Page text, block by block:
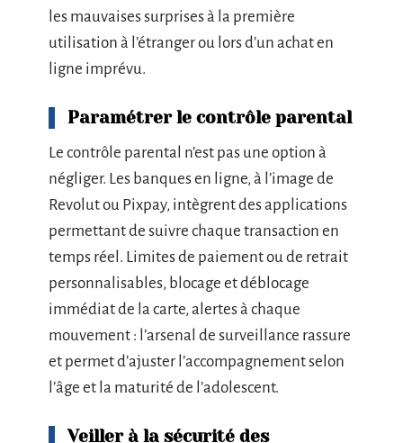
les mauvaises surprises à la première
utilisation à l’étranger ou lors d’un achat en
ligne imprévu.
Paramétrer le contrôle parental
Le contrôle parental n’est pas une option à
négliger. Les banques en ligne, à l’image de
Revolut ou Pixpay, intègrent des applications
permettant de suivre chaque transaction en
temps réel. Limites de paiement ou de retrait
personnalisables, blocage et déblocage
immédiat de la carte, alertes à chaque
mouvement : l’arsenal de surveillance rassure
et permet d’ajuster l’accompagnement selon
l’âge et la maturité de l’adolescent.
Veiller à la sécurité des